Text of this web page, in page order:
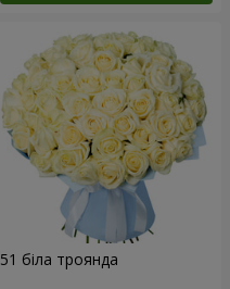
51 біла троянда